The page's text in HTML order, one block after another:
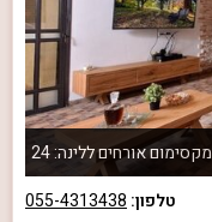
מקסימום אורחים ללינה: 24
טלפון: 055-4313438